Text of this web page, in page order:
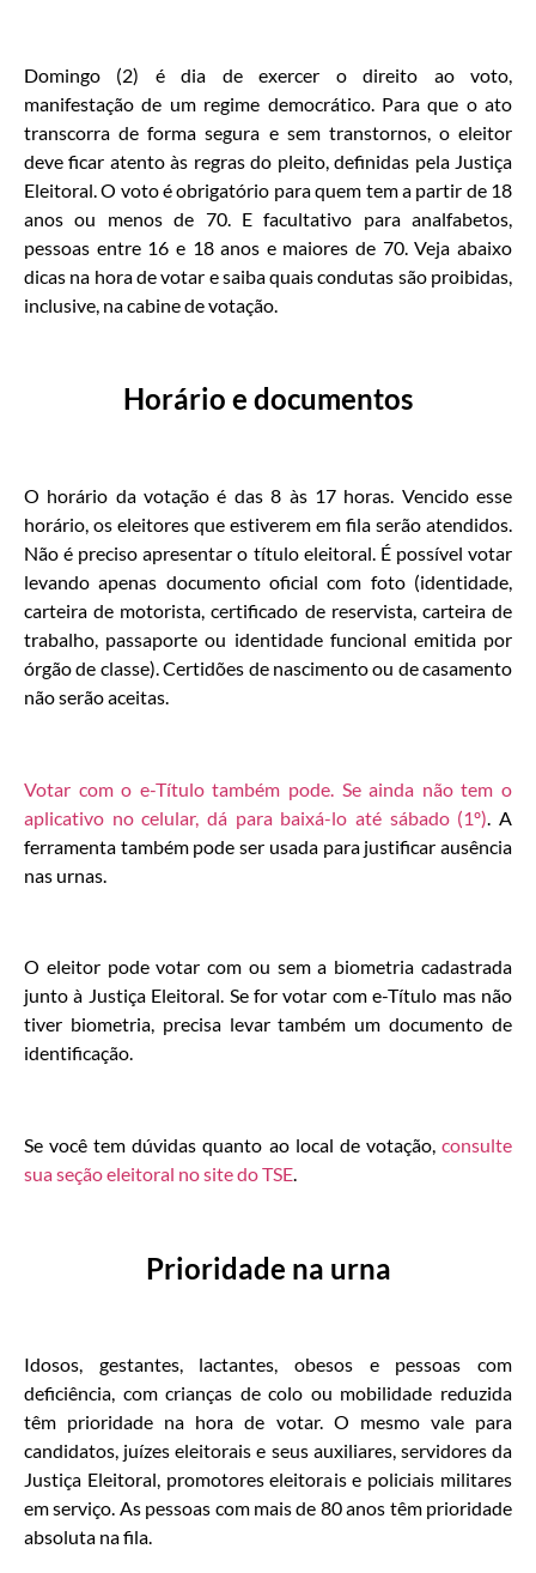
Domingo (2) é dia de exercer o direito ao voto,
manifestação de um regime democrático. Para que o ato
transcorra de forma segura e sem transtornos, o eleitor
deve ficar atento às regras do pleito, definidas pela Justiça
Eleitoral. O voto é obrigatório para quem tem a partir de 18
anos ou menos de 70. E facultativo para analfabetos,
pessoas entre 16 e 18 anos e maiores de 70. Veja abaixo
dicas na hora de votar e saiba quais condutas são proibidas,
inclusive, na cabine de votação.
Horário e documentos
O horário da votação é das 8 às 17 horas. Vencido esse
horário, os eleitores que estiverem em fila serão atendidos.
Não é preciso apresentar o título eleitoral. É possível votar
levando apenas documento oficial com foto (identidade,
carteira de motorista, certificado de reservista, carteira de
trabalho, passaporte ou identidade funcional emitida por
órgão de classe). Certidões de nascimento ou de casamento
não serão aceitas.
Votar com o e-Título também pode. Se ainda não tem o
aplicativo no celular, dá para baixá-lo até sábado (1º) . A
ferramenta também pode ser usada para justificar ausência
nas urnas.
O eleitor pode votar com ou sem a biometria cadastrada
junto à Justiça Eleitoral. Se for votar com e-Título mas não
tiver biometria, precisa levar também um documento de
identificação.
Se você tem dúvidas quanto ao local de votação, consulte
sua seção eleitoral no site do TSE.
Prioridade na urna
Idosos, gestantes, lactantes, obesos e pessoas com
deficiência, com crianças de colo ou mobilidade reduzida
têm prioridade na hora de votar. O mesmo vale para
candidatos, juízes eleitorais e seus auxiliares, servidores da
Justiça Eleitoral, promotores eleitorais e policiais militares
em serviço. As pessoas com mais de 80 anos têm prioridade
absoluta na fila.